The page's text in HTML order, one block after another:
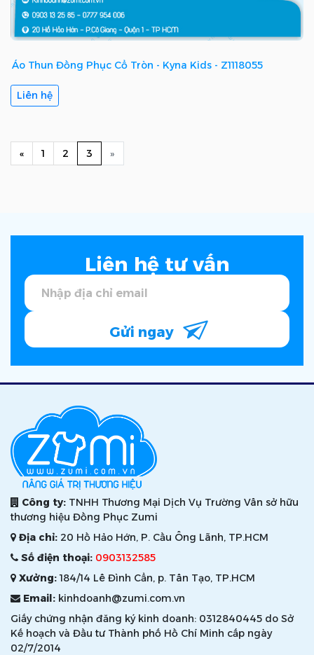
Áo Thun Đồng Phục Cổ Tròn - Kyna Kids - Z1118055
Liên hệ
«Previous
1 2 3 (current)
»
Liên hệ tư vấn
Gửi ngay
Công ty: TNHH Thương Mại Dịch Vụ Trường Vân sở hữu
thương hiệu Đồng Phục Zumi
Địa chỉ: 20 Hồ Hảo Hớn, P. Cầu Ông Lãnh, TP.HCM
Số điện thoại: 0903132585
Xưởng:184/14 Lê Đình Cẩn, p. Tân Tạo, TP.HCM
Email: kinhdoanh@zumi.com.vn
Giấy chứng nhận đăng ký kinh doanh: 0312840445 do Sở
Kế hoạch và Đầu tư Thành phố Hồ Chí Minh cấp ngày
02/7/2014